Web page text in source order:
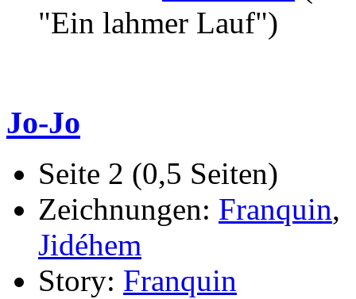
"Ein lahmer Lauf")
Jo-Jo
Seite 2 (0,5 Seiten)
Zeichnungen: Franquin,
Jidéhem
Story: Franquin